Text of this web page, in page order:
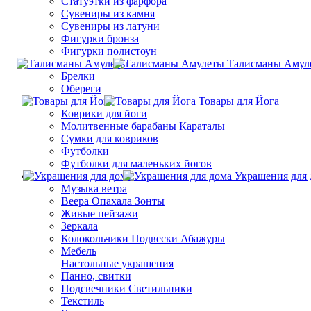
Сувениры из камня
Сувениры из латуни
Фигурки бронза
Фигурки полистоун
Талисманы
Брелки
Обереги
Товары для Йога
Коврики для йоги
Молитвенные барабаны Караталы
Сумки для ковриков
Футболки
Футболки для маленьких йогов
Украшения для
Музыка ветра
Веера Опахала Зонты
Живые пейзажи
Зеркала
Колокольчики Подвески Абажуры
Мебель
Настольные украшения
Панно, свитки
Подсвечники Светильники
Текстиль